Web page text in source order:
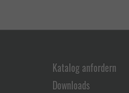
Katalog anfordern
Downloads